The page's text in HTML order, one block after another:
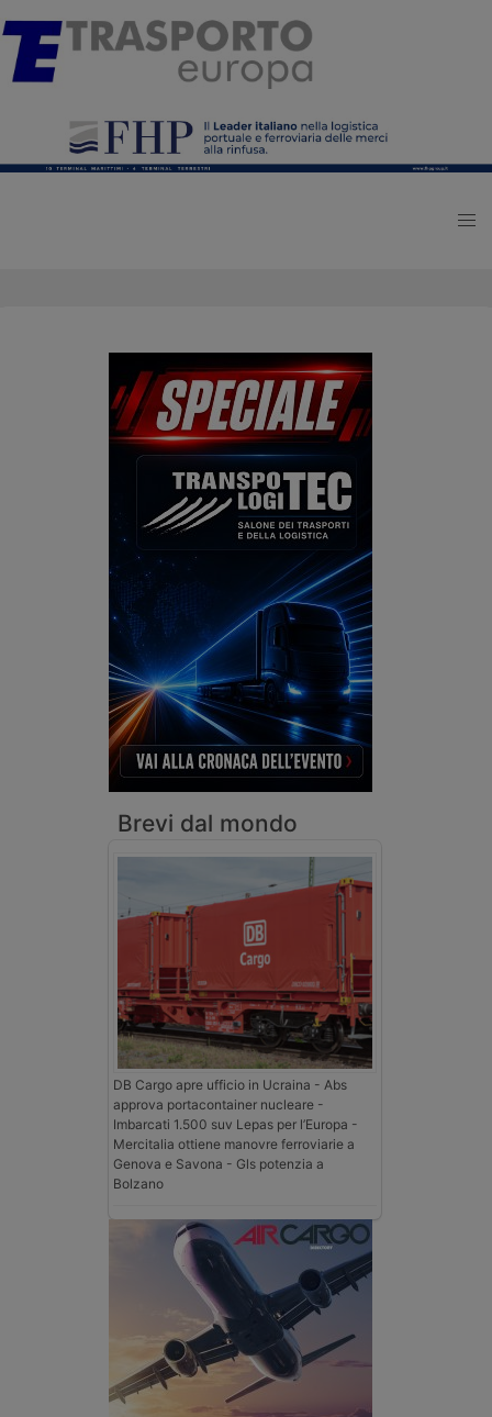
Brevi dal mondo
DB Cargo apre ufficio in Ucraina - Abs
approva portacontainer nucleare -
Imbarcati 1.500 suv Lepas per l’Europa -
Mercitalia ottiene manovre ferroviarie a
Genova e Savona - Gls potenzia a
Bolzano